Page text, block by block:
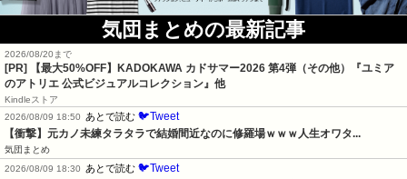
気団まとめの最新記事
2026/08/20まで
[PR]
【最大50%OFF】KADOKAWA カドサマー2026 第4弾（その他）『ユミア
のアトリエ 公式ビジュアルコレクション』他
Kindleストア
2026/08/09 18:50
あとで読む 🐦Tweet
【衝撃】元カノ未練タラタラで結婚間近なのに修羅場ｗｗｗ人生オワタ...
気団まとめ
2026/08/09 18:30
あとで読む 🐦Tweet